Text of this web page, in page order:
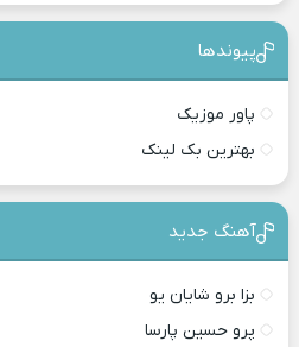
پیوندها
پاور موزیک
بهترین بک لینک
آهنگ جدید
بزا برو شایان یو
پرو حسین پارسا